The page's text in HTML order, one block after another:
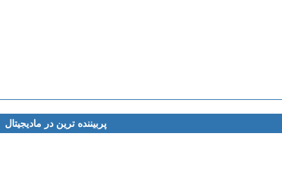
پربیننده ترین در مادیجیتال